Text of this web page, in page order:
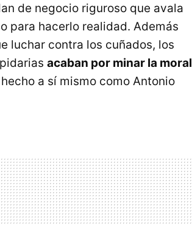
de negocio riguroso que avala
para hacerlo realidad. Además
luchar contra los cuñados, los
acaban por minar la moral
a sí mismo como Antonio